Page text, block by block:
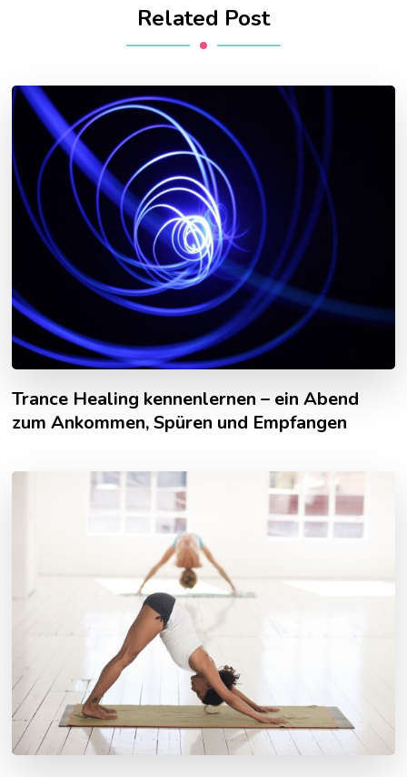
Related Post
Trance Healing kennenlernen – ein Abend
zum Ankommen, Spüren und Empfangen